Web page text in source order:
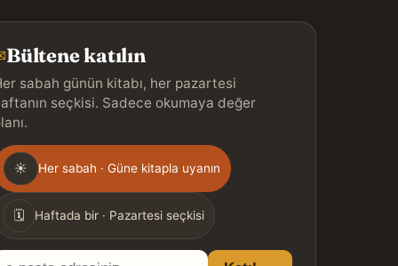
Bültene katılın
sabah günün kitabı, her pazartesi
seçkisi. Sadece okumaya değer
☀ Her sabah · Güne kitapla uyanın
🗓 Haftada bir · Pazartesi seçkisi